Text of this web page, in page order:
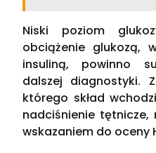
Niski poziom
obciążenie glukozą,
insuliną, powinno
dalszej diagnostyki.
którego skład
nadciśnienie
wskazaniem do oceny